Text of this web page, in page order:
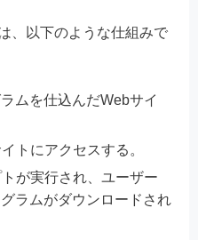
、以下のような仕組みで
ムを仕込んだWebサイ
トにアクセスする。
が実行され、ユーザー
ラムがダウンロードされ